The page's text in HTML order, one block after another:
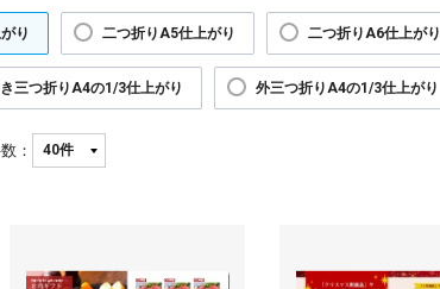
り 二つ折りA5仕上がり 二つ折りA6仕上がり
三つ折りA4の1/3仕上がり 外三つ折りA4の1/3仕上がり
：